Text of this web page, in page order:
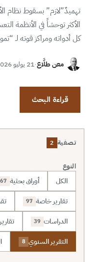
تهميدٌ”لازم” بسقوط نظام
الأكثر توحشاً في الأنظمة
كل أدواته ومراكز قوته لـ
معن طلَّاع·21 يوليو 2026
قراءة البحث
تصفية 2
النوع
الكل أوراق بحثية
تقارير خاصة 97
الدراسات 39
التقرير السنوي 8